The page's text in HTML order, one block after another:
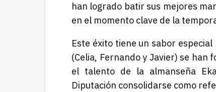
han logrado batir sus mejores
en el momento clave de la
Este éxito tiene un sabor
(Celia, Fernando y Javier) se han
el talento de la almanseña
Diputación consolidarse como